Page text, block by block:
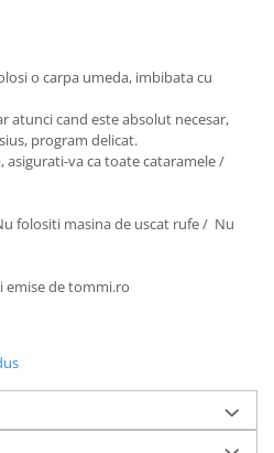
o carpa umeda, imbibata cu
atunci cand este absolut necesar,
program delicat.
asigurati-va ca toate cataramele /
folositi masina de uscat rufe / Nu
emise de tommi.ro